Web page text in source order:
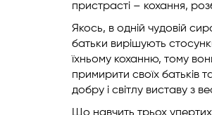
пристрасті – кохання,
Якось, в одній чудовій
батьки вирішують
їхньому коханню, тому
примирити своїх батьків
добру і світлу виставу з